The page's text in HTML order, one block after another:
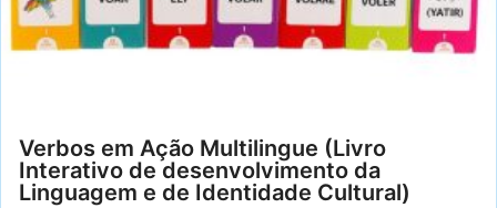
Verbos em Ação Multilingue (Livro
Interativo de desenvolvimento da
Linguagem e de Identidade Cultural)